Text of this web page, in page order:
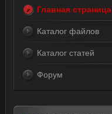
Главная страница
Каталог файлов
Каталог статей
Форум